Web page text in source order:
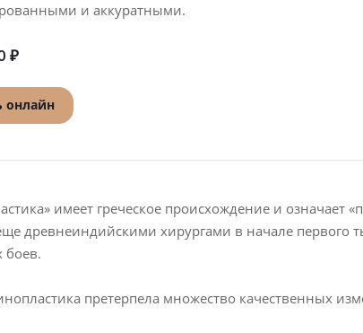
и аккуратными.
₽
онлайн
имеет греческое происхождение и означает
древнеиндийскими хирургами в начале первого
боев.
претерпела множество качественных